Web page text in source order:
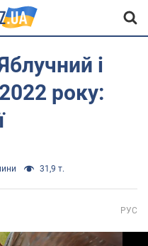
і
року:
31,9 т.
РУС